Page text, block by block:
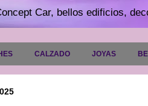
Car, bellos edificios,
CALZADO JOYAS